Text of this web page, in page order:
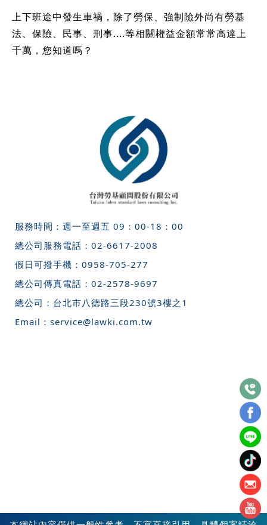
上下班途中發生車禍，除了勞保、強制險外尚有勞基
法、保險、民事、刑事....等相關權益金額常常高達上
千萬，您知道嗎？
服務時間：週一至週五 09：00-18：00
總公司服務電話： 02-6617-2008
假日可撥手機： 0958-705-277
總公司傳真電話： 02-2578-9697
總公司： 台北市八德路三段230號3樓之1
Email： service@lawki.com.tw